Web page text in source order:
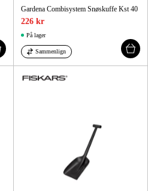
Gardena Combisystem Snøskuffe Kst 40
226 kr
På lager
Sammenlign